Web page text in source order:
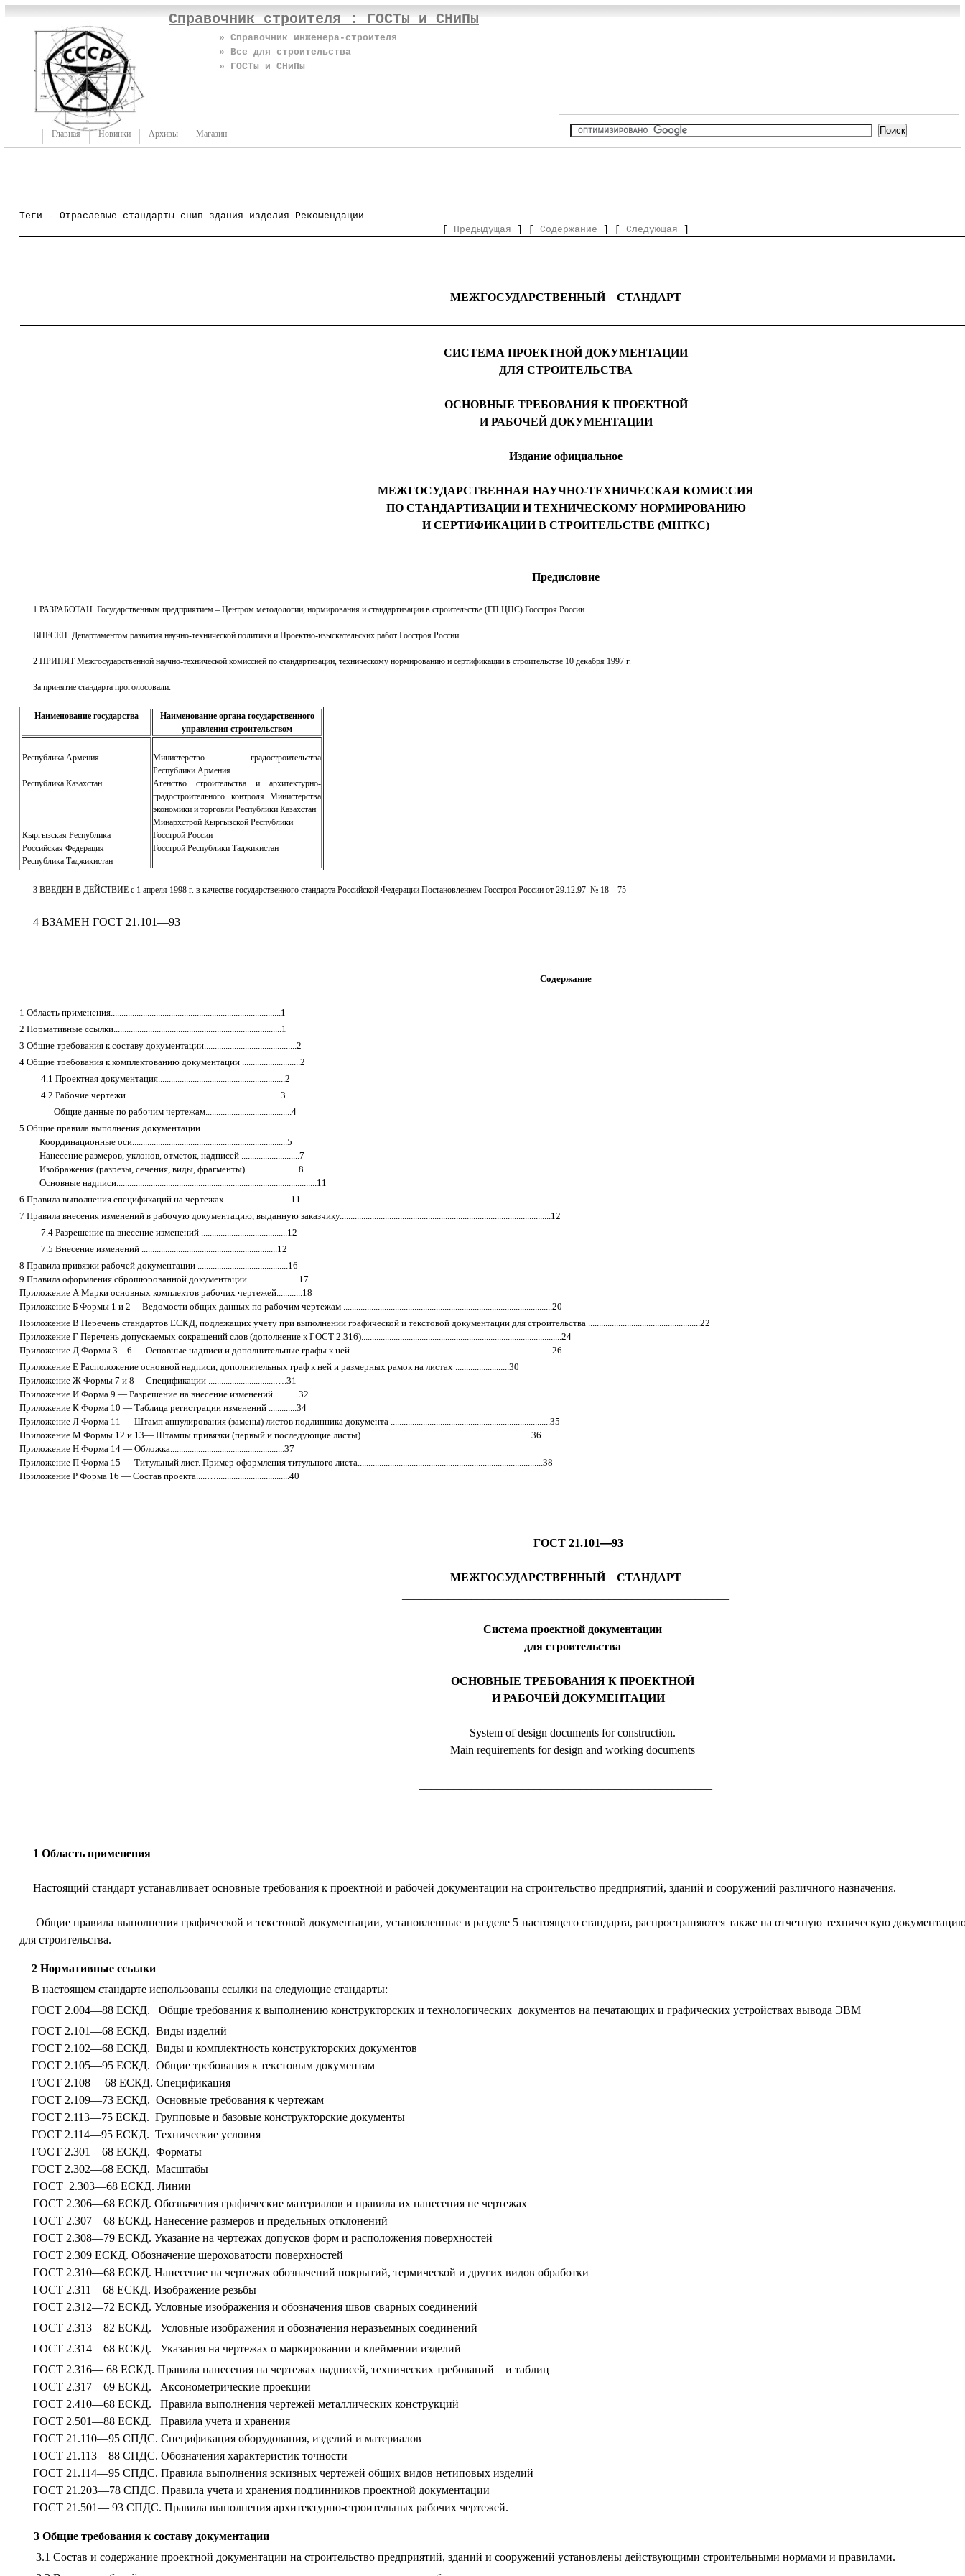
Справочник строителя : ГОСТы и СНиПы
» Справочник инженера-строителя
» Все для строительства
» ГОСТы и СНиПы
Главная Новинки Архивы Магазин
Теги - Отраслевые стандарты снип здания изделия Рекомендации
Предыдущая Содержание Следующая
МЕЖГОСУДАРСТВЕННЫЙ СТАНДАРТ
СИСТЕМА ПРОЕКТНОЙ ДОКУМЕНТАЦИИ
ДЛЯ СТРОИТЕЛЬСТВА
ОСНОВНЫЕ ТРЕБОВАНИЯ К ПРОЕКТНОЙ
И РАБОЧЕЙ ДОКУМЕНТАЦИИ
Издание официальное
МЕЖГОСУДАРСТВЕННАЯ НАУЧНО-ТЕХНИЧЕСКАЯ КОМИССИЯ
ПО СТАНДАРТИЗАЦИИ И ТЕХНИЧЕСКОМУ НОРМИРОВАНИЮ
И СЕРТИФИКАЦИИ В СТРОИТЕЛЬСТВЕ (МНТКС)
Предисловие
1 РАЗРАБОТАН Государственным предприятием – Центром методологии, нормирования и стандартизации в строительстве (ГП ЦНС) Госстроя России
ВНЕСЕН Департаментом развития научно-технической политики и Проектно-изыскательских работ Госстроя России
2 ПРИНЯТ Межгосударственной научно-технической комиссией по стандартизации, техниче­скому нормированию и сертификации в строительстве 10 декабря 1997 г.
За принятие стандарта проголосовали:
Наименование государства
Наименование органа государственного
управления строительством
Республика Армения
Республика Казахстан
Кыргызская Республика
Российская Федерация
Республика Таджикистан
Министерство градостроительства
Республики Армения
Агенство строительства и архитектурно-
градостроительного контроля Министерства
экономики и торговли Республики Казахстан
Минархстрой Кыргызской Республики
Госстрой России
Госстрой Республики Таджикистан
3 ВВЕДЕН В ДЕЙСТВИЕ с 1 апреля 1998 г. в качестве государственного стандарта Российской Федерации Постановлением Госстроя России от 29.12.97 № 18—75
4 ВЗАМЕН ГОСТ 21.101—93
Содержание
1 Область применения...............................................................................1
2 Нормативные ссылки..............................................................................1
3 Общие требования к составу документации...........................................2
4 Общие требования к комплектованию документации ...........................2
4.1 Проектная документация...........................................................2
4.2 Рабочие чертежи........................................................................3
Общие данные по рабочим чертежам........................................4
5 Общие правила выполнения документации
Координационные оси........................................................................5
Нанесение размеров, уклонов, отметок, надписей ...........................7
Изображения (разрезы, сечения, виды, фрагменты).........................8
Основные надписи.............................................................................................11
6 Правила выполнения спецификаций на чертежах...............................11
7 Правила внесения изменений в рабочую документацию, выданную заказчику..................................................................................................12
7.4 Разрешение на внесение изменений ........................................12
7.5 Внесение изменений ...............................................................12
8 Правила привязки рабочей документации ..........................................16
9 Правила оформления сброшюрованной документации .......................17
Приложение А Марки основных комплектов рабочих чертежей............18
Приложение Б Формы 1 и 2— Ведомости общих данных по рабочим чертежам .................................................................................................20
Приложение В Перечень стандартов ЕСКД, подлежащих учету при выполнении графической и текстовой документации для строительства ....................................................22
Приложение Г Перечень допускаемых сокращений слов (дополнение к ГОСТ 2.316).............................................................................................24
Приложение Д Формы 3—6 — Основные надписи и дополнительные графы к ней..............................................................................................26
Приложение Е Расположение основной надписи, дополнительных граф к ней и размерных рамок на листах .........................30
Приложение Ж Формы 7 и 8— Спецификации ...............................….31
Приложение И Форма 9 — Разрешение на внесение изменений ...........32
Приложение К Форма 10 — Таблица регистрации изменений .............34
Приложение Л Форма 11 — Штамп аннулирования (замены) листов подлинника документа ..........................................................................35
Приложение М Формы 12 и 13— Штампы привязки (первый и последующие листы) ............…..............................................................36
Приложение Н Форма 14 — Обложка.....................................................37
Приложение П Форма 15 — Титульный лист. Пример оформления титульного листа......................................................................................38
Приложение Р Форма 16 — Состав проекта.....…..................................40
ГОСТ 21.101—93
МЕЖГОСУДАРСТВЕННЫЙ СТАНДАРТ
Система проектной документации
для строительства
ОСНОВНЫЕ ТРЕБОВАНИЯ К ПРОЕКТНОЙ
И РАБОЧЕЙ ДОКУМЕНТАЦИИ
System of design documents for construction.
Main requirements for design and working documents
1 Область применения
Настоящий стандарт устанавливает основные требования к проектной и рабочей документации на строитель­ство предприятий, зданий и сооружений различного назначения.
Общие правила выполнения графической и текстовой документации, установленные в разделе 5 настоящего стандарта, распространяются также на отчетную техническую
для строительства.
2 Нормативные ссылки
В настоящем стандарте использованы ссылки на следующие стандарты:
ГОСТ 2.004—88 ЕСКД. Общие требования к выполнению конструкторских и технологических документов на печатающих и графических устройствах вывода ЭВМ
ГОСТ 2.101—68 ЕСКД. Виды изделий
ГОСТ 2.102—68 ЕСКД. Виды и комплектность конструкторских документов
ГОСТ 2.105—95 ЕСКД. Общие требования к текстовым документам
ГОСТ 2.108— 68 ЕСКД. Спецификация
ГОСТ 2.109—73 ЕСКД. Основные требования к чертежам
ГОСТ 2.113—75 ЕСКД. Групповые и базовые конструкторские документы
ГОСТ 2.114—95 ЕСКД. Технические условия
ГОСТ 2.301—68 ЕСКД. Форматы
ГОСТ 2.302—68 ЕСКД. Масштабы
ГОСТ 2.303—68 ЕСКД. Линии
ГОСТ 2.306—68 ЕСКД. Обозначения графические материалов и правила их нанесения не чертежах
ГОСТ 2.307—68 ЕСКД. Нанесение размеров и предельных отклонений
ГОСТ 2.308—79 ЕСКД. Указание на чертежах допусков форм и расположения поверхностей
ГОСТ 2.309 ЕСКД. Обозначение шероховатости поверхностей
ГОСТ 2.310—68 ЕСКД. Нанесение на чертежах обозначений покрытий, термической и других видов обработки
ГОСТ 2.311—68 ЕСКД. Изображение резьбы
ГОСТ 2.312—72 ЕСКД. Условные изображения и обозначения швов сварных соединений
ГОСТ 2.313—82 ЕСКД. Условные изображения и обозначения неразъемных соединений
ГОСТ 2.314—68 ЕСКД. Указания на чертежах о маркировании и клеймении изделий
ГОСТ 2.316— 68 ЕСКД. Правила нанесения на чертежах надписей, технических требований и таблиц
ГОСТ 2.317—69 ЕСКД. Аксонометрические проекции
ГОСТ 2.410—68 ЕСКД. Правила выполнения чертежей металлических конструкций
ГОСТ 2.501—88 ЕСКД. Правила учета и хранения
ГОСТ 21.110—95 СПДС. Спецификация оборудования, изделий и материалов
ГОСТ 21.113—88 СПДС. Обозначения характеристик точности
ГОСТ 21.114—95 СПДС. Правила выполнения эскизных чертежей общих видов нетиповых изделий
ГОСТ 21.203—78 СПДС. Правила учета и хранения подлинников проектной документации
ГОСТ 21.501— 93 СПДС. Правила выполнения архитектурно-строительных рабочих чертежей.
3 Общие требования к составу документации
3.1 Состав и содержание проектной документации на строительство предприятий, зданий и сооружений установлены действующими строительными нормами и правилами.